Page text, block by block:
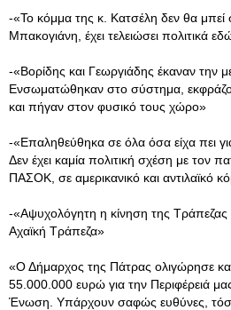
-«Το κόμμα της κ. Κατσέλη δεν θα
Μπακογιάνη, έχει τελειώσει πολιτικά
-«Βορίδης και Γεωργιάδης έκαναν την
Ενσωματώθηκαν στο σύστημα,
και πήγαν στον φυσικό τους χώρο»
-«Επαληθεύθηκα σε όλα όσα είχα πει
Δεν έχει καμία πολιτική σχέση με τον
ΠΑΣΟΚ, σε αμερικανικό και αντιλαϊκό
-«Αψυχολόγητη η κίνηση της Τράπεζας
Αχαϊκή Τράπεζα»
«Ο Δήμαρχος της Πάτρας ολιγώρησε
55.000.000 ευρώ για την Περιφέρειά
Ένωση. Υπάρχουν σαφώς ευθύνες,